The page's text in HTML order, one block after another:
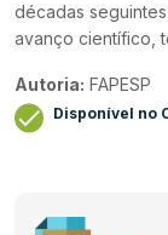
décadas
avanço científico,
Autoria: FAPESP
Disponível no